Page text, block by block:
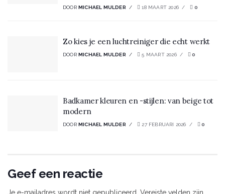
DOOR MICHAEL MULDER 18 MAART 2026 0
Zo kies je een luchtreiniger die echt werkt
DOOR MICHAEL MULDER 5 MAART 2026 0
Badkamer kleuren en -stijlen: van beige tot
modern
DOOR MICHAEL MULDER 27 FEBRUARI 2026 0
Geef een reactie